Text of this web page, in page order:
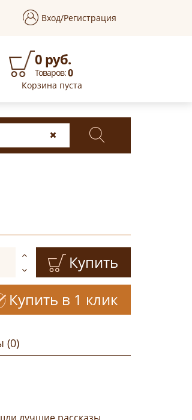
Вход/Регистрация
0 руб.
Товаров:0
Корзина пуста
Купить
Купить в 1 клик
(0)